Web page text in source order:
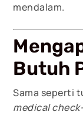
mendalam.
Butuh
Sama seperti
medical